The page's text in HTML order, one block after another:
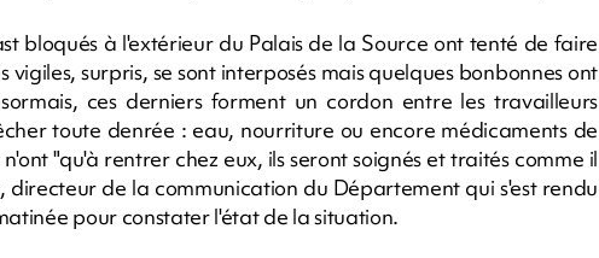
bloqués à l'extérieur du Palais de la Source ont tenté de faire
vigiles, surpris, se sont interposés mais quelques bonbonnes ont
ces derniers forment un cordon entre les travailleurs
toute denrée : eau, nourriture ou encore médicaments de
"qu'à rentrer chez eux, ils seront soignés et traités comme il
directeur de la communication du Département qui s'est rendu
pour constater l'état de la situation.